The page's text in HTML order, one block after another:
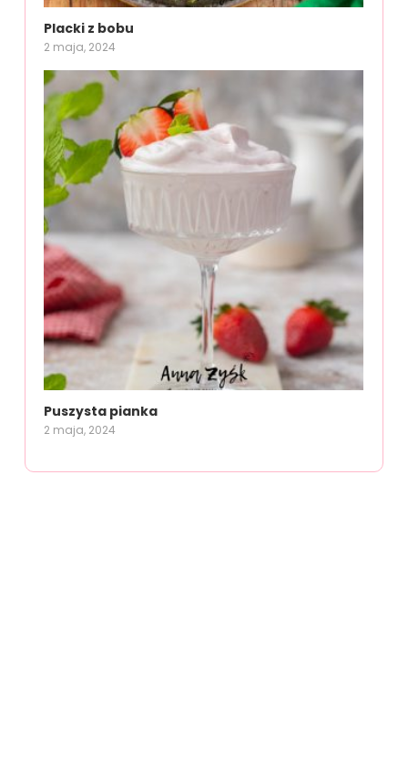
Placki z bobu
2 maja, 2024
Puszysta pianka
2 maja, 2024